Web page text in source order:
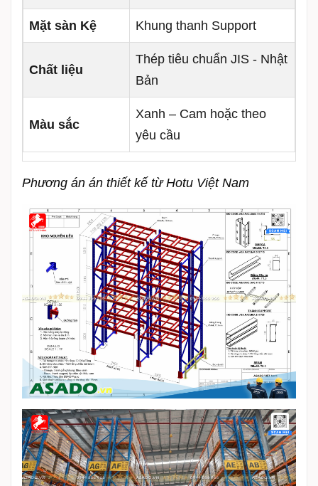
Mặt sàn Kệ Khung thanh Support
Chất liệu
Thép tiêu chuẩn JIS - Nhật
Bản
Màu sắc
Xanh – Cam hoặc theo
yêu cầu
Phương án án thiết kế từ Hotu Việt Nam